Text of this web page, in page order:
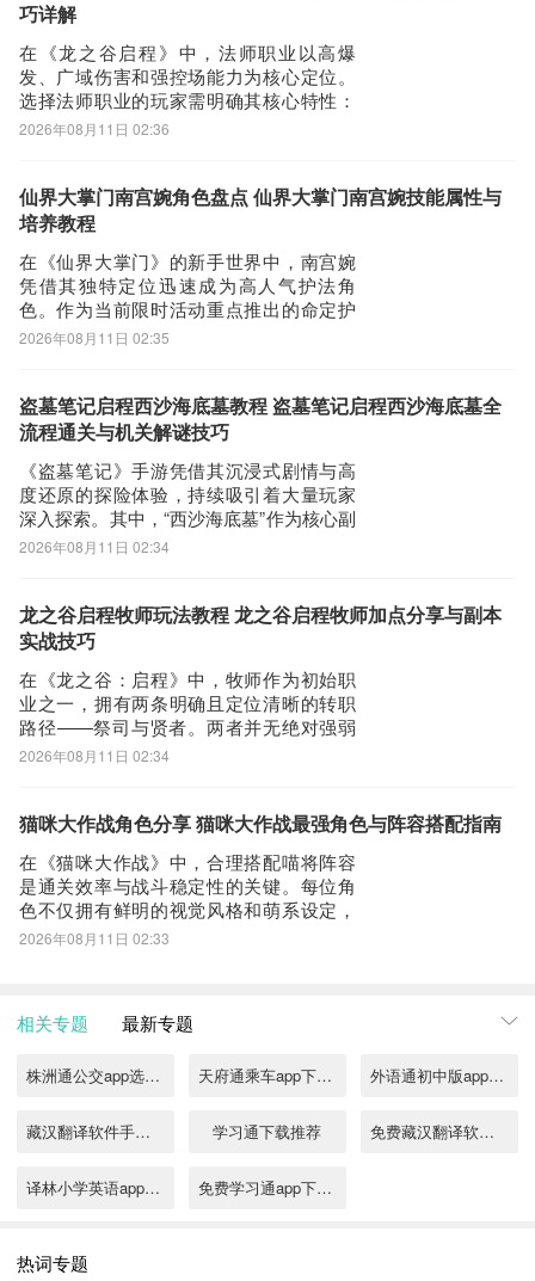
然可以用手机都是自带网页浏览器的，我这边使用的是华为手机下载
最新藏译通
第二步：
打开UC浏览器或者自带浏览器，我们在地址栏上直接输入最新藏译
通下载安装或者最新藏译通APP下载。然后点击搜索，我们可以看到
然推荐大家选择PP助手、豌豆荚这类比较知名的网站下载更加安全
可靠
第三步：
选择进入其中一个藏译通APP下载的网页，我们可以看到网站头部提
供了藏译通的下载链接，有安全下载和普通下载，能选择安全的最好
接着网页提示有下载内容，这时我们不用更改文件名，至于文件保存
路径根据个人喜爱可改可不改，这边小编选择默认路径。单击确定，
可以看到文件就已经开始下载了，我们等待他下载安装完即可 第五
步：
回到手机桌面就可以看到已经安装好的最新藏译通5.7.6，点击藏译
巧详解
在《龙之谷启程》中，法师职业以高爆
发、广域伤害和强控场能力为核心定位。
选择法师职业的玩家需明确其核心特性：
生存能力偏弱但输出上限极高，操作容错
于是否掌握其技能机制与职业成长路径。
法师职业初始生命值与护甲数值低于战
2026年08月11日 02:36
仙界大掌门南宫婉角色盘点 仙界大掌门南宫婉技能属性与
培养教程
在《仙界大掌门》的新手世界中，南宫婉
凭借其独特定位迅速成为高人气护法角
色。作为当前限时活动重点推出的命定护
法，她不仅拥有显著的内政辅助能力，更
们从机制设计、成长路径与实战协同三个
维度展开解析。南宫婉的核心优势首先体
2026年08月11日 02:35
盗墓笔记启程西沙海底墓教程 盗墓笔记启程西沙海底墓全
流程通关与机关解谜技巧
《盗墓笔记》手游凭借其沉浸式剧情与高
度还原的探险体验，持续吸引着大量玩家
深入探索。其中，“西沙海底墓”作为核心副
本之一，以其独特的地理结构与机关设计
系统梳理启程阶段西沙海底墓的通关路径
与关键节点，助力玩家高效推进进度。该
2026年08月11日 02:34
龙之谷启程牧师玩法教程 龙之谷启程牧师加点分享与副本
实战技巧
在《龙之谷：启程》中，牧师作为初始职
业之一，拥有两条明确且定位清晰的转职
路径——祭司与贤者。两者并无绝对强弱
之分，核心差异体现在团队职能分工上：
图能力相对有限，但在副本协作中具备不
中的高频首选
2026年08月11日 02:34
猫咪大作战角色分享 猫咪大作战最强角色与阵容搭配指南
在《猫咪大作战》中，合理搭配喵将阵容
是通关效率与战斗稳定性的关键。每位角
色不仅拥有鲜明的视觉风格和萌系设定，
更承载着不可替代的战术定位——从核心
段均表现出色，值得玩家重点培养。首位
2026年08月11日 02:33
相关专题 最新专题
株洲通公交app选择哪些 天府通乘车app下载推荐 外语通初中版app下载
藏汉翻译软件手机版下载哪些 学习通下载推荐 免费藏汉翻译软件有哪些
译林小学英语app下载免费有哪些 免费学习通app下载推荐
热词专题